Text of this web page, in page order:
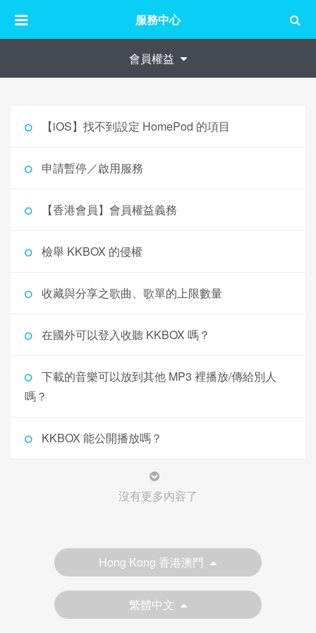
服務中心
會員權益
【iOS】找不到設定 HomePod 的項目
申請暫停／啟用服務
【香港會員】會員權益義務
檢舉 KKBOX 的侵權
收藏與分享之歌曲、歌單的上限數量
在國外可以登入收聽 KKBOX 嗎？
下載的音樂可以放到其他 MP3 裡播放/傳給別人
嗎？
KKBOX 能公開播放嗎？
沒有更多內容了
Hong Kong 香港澳門
繁體中文